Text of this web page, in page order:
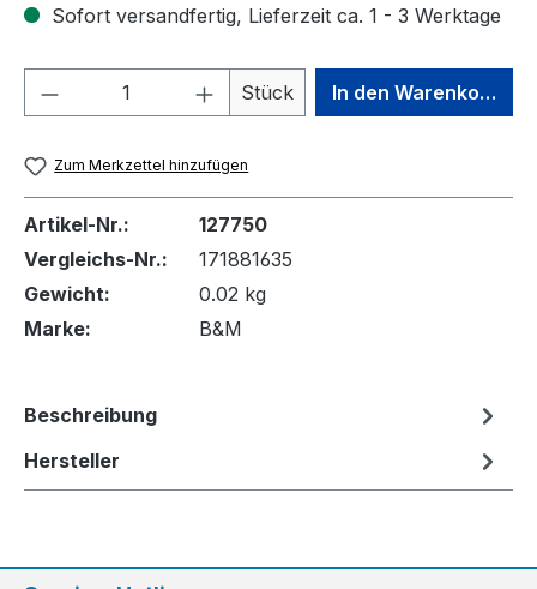
Sofort versandfertig, Lieferzeit ca. 1 - 3 Werktage
Produkt Anzahl: Gib den
Stück In den Warenkorb
Zum Merkzettel hinzufügen
Artikel-Nr.:
127750
Vergleichs-Nr.:
171881635
Gewicht:
0.02 kg
Marke:
B&M
Beschreibung
Hersteller